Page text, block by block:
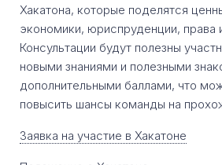
Хакатона, которые поделятся
экономики, юриспруденции, права
Консультации будут полезны
новыми знаниями и полезными
дополнительными баллами, что
повысить шансы команды на
Заявка на участие в Хакатоне